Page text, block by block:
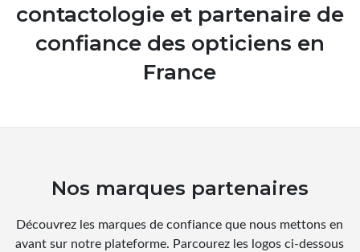
contactologie et partenaire de
confiance des opticiens en
France
Nos marques partenaires
Découvrez les marques de confiance que nous mettons en
avant sur notre plateforme. Parcourez les logos ci-dessous